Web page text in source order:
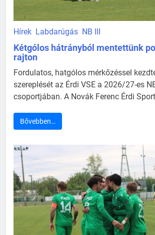
Hírek Labdarúgás NB III
Kétgólos hátrányból mentettünk
rajton
Fordulatos, hatgólos mérkőzéssel
szereplését az Érdi VSE a 2026/27-es
csoportjában. A Novák Ferenc Érdi
Bővebben…